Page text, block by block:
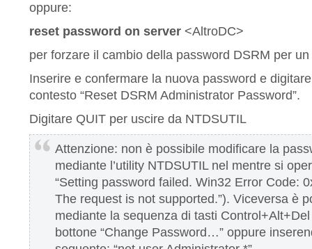
oppure:
reset password on server <AltroDC>
per forzare il cambio della password DSRM per
Inserire e confermare la nuova password e
contesto “Reset DSRM Administrator Password”.
Digitare QUIT per uscire da NTDSUTIL
Attenzione: non è possibile modificare la
mediante l’utility NTDSUTIL nel mentre si
“Setting password failed. Win32 Error Code:
The request is not supported.”). Viceversa è
mediante la sequenza di tasti
bottone “Change Password…” oppure